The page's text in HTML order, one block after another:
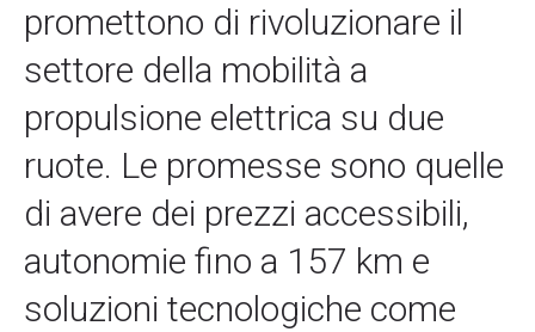
promettono di rivoluzionare il
settore della mobilità a
propulsione elettrica su due
ruote. Le promesse sono quelle
di avere dei prezzi accessibili,
autonomie fino a 157 km e
soluzioni tecnologiche come